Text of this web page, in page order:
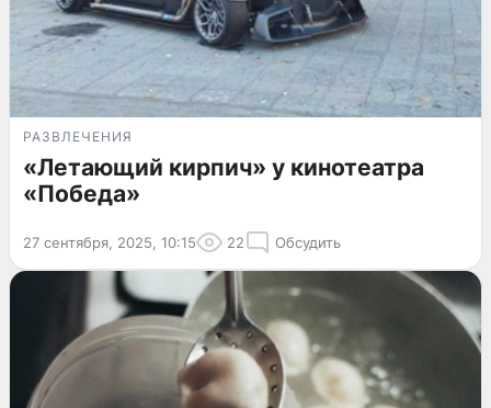
РАЗВЛЕЧЕНИЯ
«Летающий кирпич» у кинотеатра
«Победа»
27 сентября, 2025, 10:15 22 Обсудить